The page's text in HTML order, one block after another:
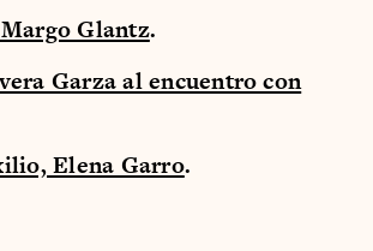
Glantz.
Garza al encuentro con
Elena Garro.